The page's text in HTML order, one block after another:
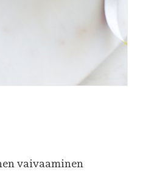
vaivaaminen